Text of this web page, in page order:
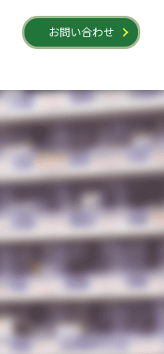
お問い合わせ